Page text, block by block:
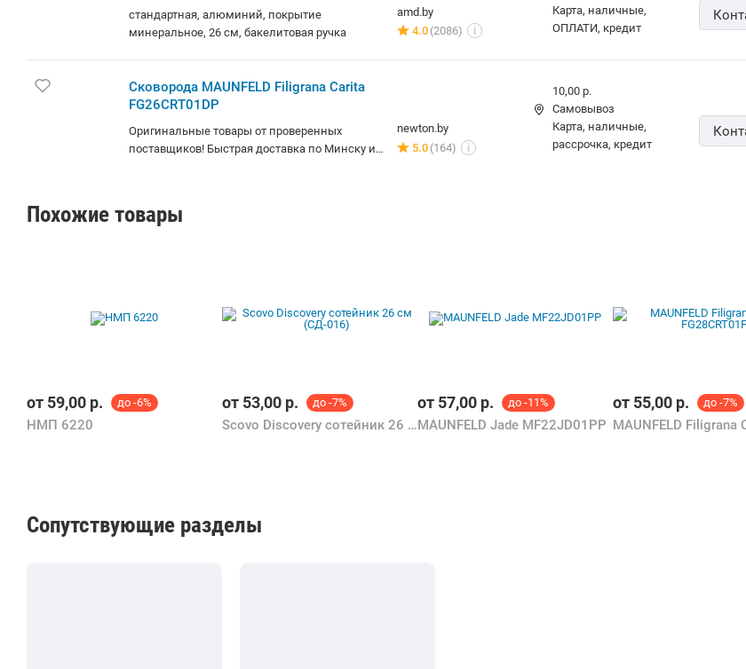
стандартная, алюминий, покрытие
минеральное, 26 см, бакелитовая ручка
amd.by
4.0 (2086) i
карта, наличные,
ОПЛАТИ, кредит
Сковорода MAUNFELD Filigrana Carita
FG26CRT01DP
Оригинальные товары от проверенных
поставщиков! Быстрая доставка по Минску и
newton.by
5.0 (164) i
10,00 р.
Самовывоз
карта, наличные,
рассрочка, кредит
Похожие товары
от 59,00 р. до -6%
НМП 6220
от 53,00 р. до -7%
Scovo Discovery сотейник 26 см (СД-016)
от 57,00 р. до -11%
MAUNFELD Jade MF22JD01PP
от 55,00 р. до -7%
Сопутствующие разделы